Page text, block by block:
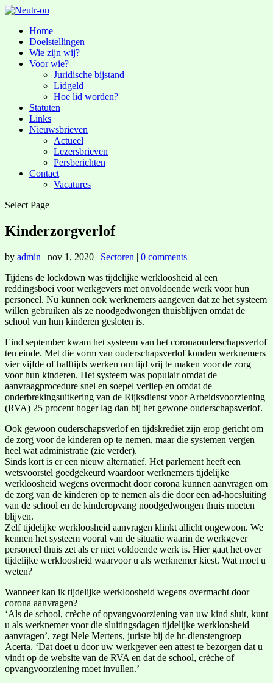
Home
Doelstellingen
Wie zijn wij?
Voor wie?
Juridische bijstand
Lidgeld
Hoe lid worden?
Statuten
Links
Nieuwsbrieven
Actueel
Lezersbrieven
Persberichten
Contact
Vacatures
Select Page
Kinderzorgverlof
by admin | nov 1, 2020 | Sectoren | 0 comments
Tijdens de lockdown was tijdelijke werkloosheid al een
reddingsboei voor werkgevers met onvoldoende werk voor hun
personeel. Nu kunnen ook werknemers aangeven dat ze het systeem
willen gebruiken als ze noodgedwongen thuisblijven omdat de
school van hun kinderen gesloten is.
Eind september kwam het systeem van het coronaouderschapsverlof
ten einde. Met die vorm van ouderschapsverlof konden werknemers
vier vijfde of halftijds werken om tijd vrij te maken voor de zorg
voor hun kinderen. Het systeem was populair omdat de
aanvraagprocedure snel en soepel verliep en omdat de
onderbrekingsuitkering van de Rijksdienst voor Arbeidsvoorziening
(RVA) 25 procent hoger lag dan bij het gewone ouderschapsverlof.
Ook gewoon ouderschapsverlof en tijdskrediet zijn erop gericht om
de zorg voor de kinderen op te nemen, maar die systemen vergen
heel wat administratie (zie verder).
Sinds kort is er een nieuw alternatief. Het parlement heeft een
wetsvoorstel goedgekeurd waardoor werknemers tijdelijke
werkloosheid wegens overmacht door corona kunnen aanvragen om
de zorg van de kinderen op te nemen als die door een ad-hocsluiting
van de school en de kinderopvang noodgedwongen thuis moeten
blijven.
Zelf tijdelijke werkloosheid aanvragen klinkt allicht ongewoon. We
kennen het systeem vooral van de situatie waarin de werkgever
personeel thuis zet als er niet voldoende werk is. Hier gaat het over
tijdelijke werkloosheid waarvoor u als werknemer kiest. Wat moet u
weten?
Wanneer kan ik tijdelijke werkloosheid wegens overmacht door
corona aanvragen?
‘Als de school, crèche of opvangvoorziening van uw kind sluit, kunt
u als werknemer voor die sluitingsdagen tijdelijke werkloosheid
aanvragen’, zegt Nele Mertens, juriste bij de hr-dienstengroep
Acerta. ‘Dat doet u door uw werkgever een attest te bezorgen dat u
vindt op de website van de RVA en dat de school, crèche of
opvangvoorziening moet invullen.’